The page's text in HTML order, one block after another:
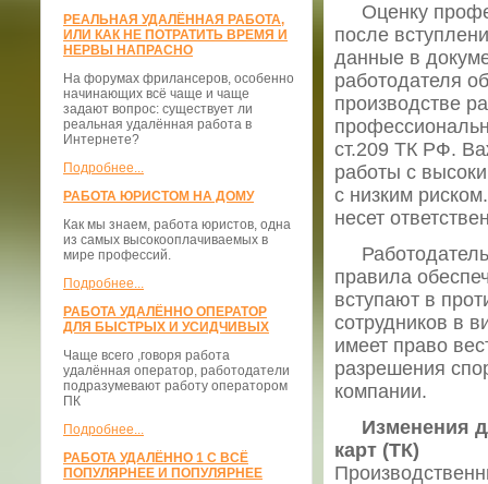
РЕАЛЬНАЯ УДАЛЁННАЯ РАБОТА,
ИЛИ КАК НЕ ПОТРАТИТЬ ВРЕМЯ И
НЕРВЫ НАПРАСНО
На форумах фрилансеров, особенно
начинающих всё чаще и чаще
задают вопрос: существует ли
реальная удалённая работа в
Интернете?
Подробнее...
РАБОТА ЮРИСТОМ НА ДОМУ
Как мы знаем, работа юристов, одна
из самых высокооплачиваемых в
мире профессий.
Подробнее...
РАБОТА УДАЛЁННО ОПЕРАТОР
ДЛЯ БЫСТРЫХ И УСИДЧИВЫХ
Чаще всего ,говоря работа
удалённая оператор, работодатели
подразумевают работу оператором
ПК
Подробнее...
РАБОТА УДАЛЁННО 1 С ВСЁ
ПОПУЛЯРНЕЕ И ПОПУЛЯРНЕЕ
Оценку
после
данные в
работодателя
производстве
ст.209 ТК РФ.
работы с
с низким
несет
Работодатель
правила
вступают в
сотрудников в
имеет право
разрешения
компании.
Изменения
карт (ТК)